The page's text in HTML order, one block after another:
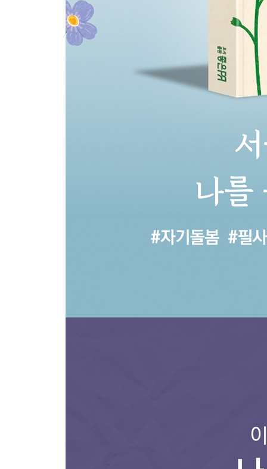
- 진짜 친밀함을 배우는 시간
6장 꿈 하나 가슴에 품고
어떻게 살 것인가를 묻다
- 인생의 두 번째 봄을 향한 질문
- 리추얼과 루틴으로 피어나는 내면의 힘